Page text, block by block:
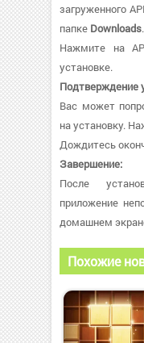
загруженного
папке Downloads.
Нажмите на
установке.
Подтверждение
Вас может
на установку.
Дождитесь
Завершение:
После
приложение
домашнем
Похожие